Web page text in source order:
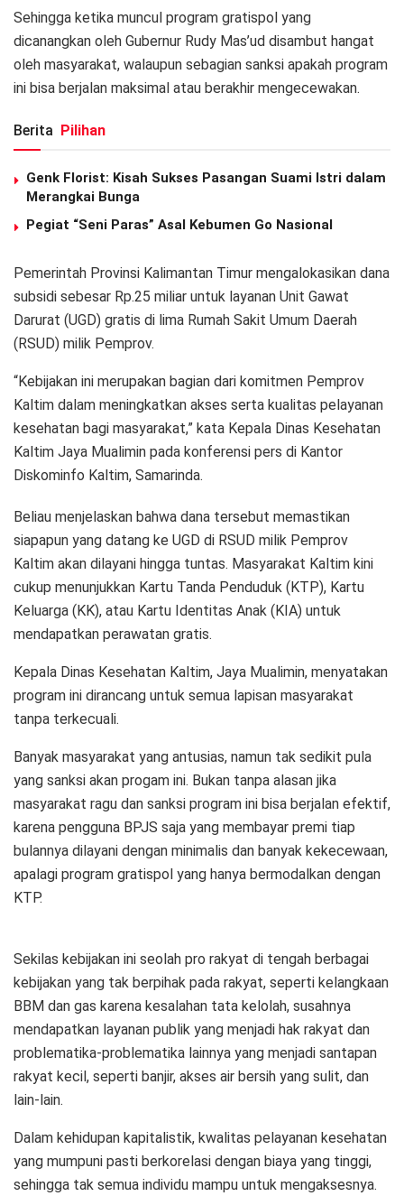
Sehingga ketika muncul program gratispol yang
dicanangkan oleh Gubernur Rudy Mas’ud disambut hangat
oleh masyarakat, walaupun sebagian sanksi apakah program
ini bisa berjalan maksimal atau berakhir mengecewakan.
Berita Pilihan
Genk Florist: Kisah Sukses Pasangan Suami Istri dalam
Merangkai Bunga
Pegiat “Seni Paras” Asal Kebumen Go Nasional
Pemerintah Provinsi Kalimantan Timur mengalokasikan dana
subsidi sebesar Rp.25 miliar untuk layanan Unit Gawat
Darurat (UGD) gratis di lima Rumah Sakit Umum Daerah
(RSUD) milik Pemprov.
“Kebijakan ini merupakan bagian dari komitmen Pemprov
Kaltim dalam meningkatkan akses serta kualitas pelayanan
kesehatan bagi masyarakat,” kata Kepala Dinas Kesehatan
Kaltim Jaya Mualimin pada konferensi pers di Kantor
Diskominfo Kaltim, Samarinda.
Beliau menjelaskan bahwa dana tersebut memastikan
siapapun yang datang ke UGD di RSUD milik Pemprov
Kaltim akan dilayani hingga tuntas. Masyarakat Kaltim kini
cukup menunjukkan Kartu Tanda Penduduk (KTP), Kartu
Keluarga (KK), atau Kartu Identitas Anak (KIA) untuk
mendapatkan perawatan gratis.
Kepala Dinas Kesehatan Kaltim, Jaya Mualimin, menyatakan
program ini dirancang untuk semua lapisan masyarakat
tanpa terkecuali.
Banyak masyarakat yang antusias, namun tak sedikit pula
yang sanksi akan progam ini. Bukan tanpa alasan jika
masyarakat ragu dan sanksi program ini bisa berjalan efektif,
karena pengguna BPJS saja yang membayar premi tiap
bulannya dilayani dengan minimalis dan banyak kekecewaan,
apalagi program gratispol yang hanya bermodalkan dengan
KTP.
Sekilas kebijakan ini seolah pro rakyat di tengah berbagai
kebijakan yang tak berpihak pada rakyat, seperti kelangkaan
BBM dan gas karena kesalahan tata kelolah, susahnya
mendapatkan layanan publik yang menjadi hak rakyat dan
problematika-problematika lainnya yang menjadi santapan
rakyat kecil, seperti banjir, akses air bersih yang sulit, dan
lain-lain.
Dalam kehidupan kapitalistik, kwalitas pelayanan kesehatan
yang mumpuni pasti berkorelasi dengan biaya yang tinggi,
sehingga tak semua individu mampu untuk mengaksesnya.